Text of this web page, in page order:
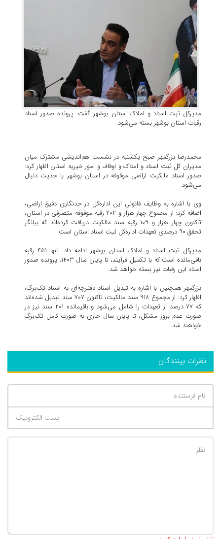
مدیرکل ثبت اسناد و املاک استان بوشهر گفت: پرونده صدور اسناد
رقبات استان بوشهر بسته می‌شود.
محمدرضا بزرگمهر صبح یکشنبه در نشست هم‌اندیشی مشترک میان
مدیران کل ثبت اسناد و املاک و اوقاف و امور خیریه استان اظهار کرد:
صدور اسناد مالکیت اراضی موقوفه در استان بوشهر با جدیت دنبال
می‌شود.
وی با اشاره به وظایف قانونی این اداره‌کل در حدنگاری دقیق اراضی،
اضافه کرد: از مجموع چهار هزار و ۲۰۲ رقبه موقوفه متصرفی در استان،
تاکنون چهار هزار و ۱۰۹ رقبه سند مالکیت دریافت کرده‌اند که بیانگر
تحقق ۹۰ درصدی تعهدات اداره‌کل ثبت اسناد استان است.
مدیرکل ثبت اسناد و املاک استان بوشهر ادامه داد: تنها ۴۵۱ رقبه
باقی‌مانده است که با تکمیل فرآیند، تا پایان سال ۱۴۰۳، پرونده صدور
اسناد این رقبات نیز بسته خواهد شد.
بزرگمهر همچنین با اشاره به تبدیل اسناد دفترچه‌ای به اسناد تک‌برگ،
اظهار کرد: از مجموع ۹۱۸ سند مالکیت، تاکنون ۷۰۷ سند تبدیل شده‌اند
که ۷۷ درصد از تعهدات را شامل می‌شود و باقیمانده ۲۰۱ سند نیز در
صورت عدم بروز مشکل، تا پایان سال جاری به صورت کامل تک‌برگ
خواهند شد.
نظرات بینندگان